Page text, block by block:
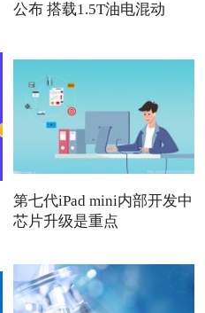
公布 搭载1.5T油电混动
第七代iPad mini内部开发中
芯片升级是重点